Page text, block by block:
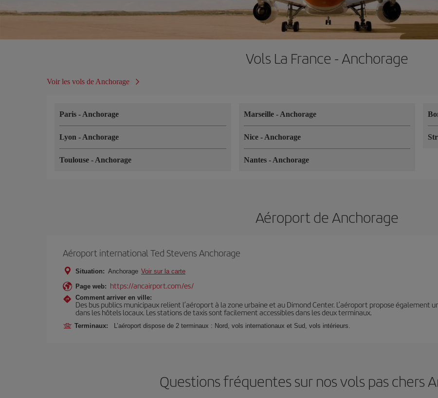
Vols La France - Anchorage
Voir les vols de Anchorage
Paris - Anchorage
Lyon - Anchorage
Toulouse - Anchorage
Marseille - Anchorage
Nice - Anchorage
Nantes - Anchorage
Aéroport de Anchorage
Aéroport international Ted Stevens Anchorage
Situation: Anchorage Voir sur la carte
Page web: https://ancairport.com/es/
Comment arriver en ville:
Des bus publics municipaux relient l’aéroport à la zone urbaine et au Dimond Center. L’aéroport propose également
dans les hôtels locaux. Les stations de taxis sont facilement accessibles dans les deux terminaux.
Terminaux: L’aéroport dispose de 2 terminaux : Nord, vols internationaux et Sud, vols intérieurs.
Questions fréquentes sur nos vols pas chers